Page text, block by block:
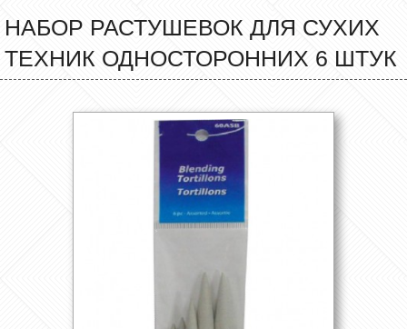
НАБОР РАСТУШЕВОК ДЛЯ СУХИХ
ТЕХНИК ОДНОСТОРОННИХ 6 ШТУК